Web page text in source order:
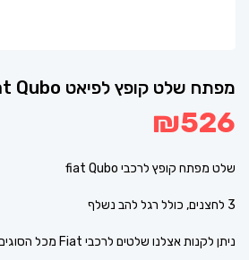
מפתח שלט קופץ לפיאט Fiat Qubo
₪526
שלט מפתח קופץ לרכבי fiat Qubo
3 לחצנים, כולל רגל להב נשלף
ניתן לקנות אצלנו שלטים לרכבי Fiat מכל הסוגים